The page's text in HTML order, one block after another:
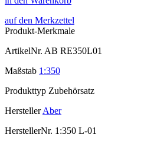
auf den Merkzettel
Produkt-Merkmale
ArtikelNr. AB RE350L01
Maßstab 1:350
Produkttyp Zubehörsatz
Hersteller Aber
HerstellerNr. 1:350 L-01